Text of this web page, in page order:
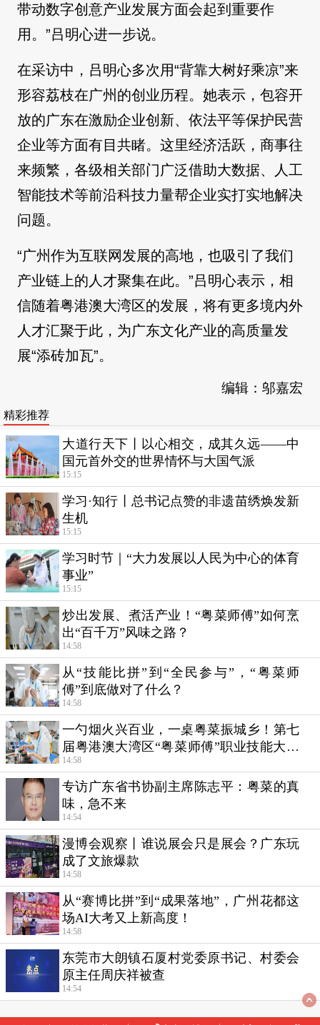
带动数字创意产业发展方面会起到重要作
用。”吕明心进一步说。
在采访中，吕明心多次用“背靠大树好乘凉”来
形容荔枝在广州的创业历程。她表示，包容开
放的广东在激励企业创新、依法平等保护民营
企业等方面有目共睹。这里经济活跃，商事往
来频繁，各级相关部门广泛借助大数据、人工
智能技术等前沿科技力量帮企业实打实地解决
问题。
“广州作为互联网发展的高地，也吸引了我们
产业链上的人才聚集在此。”吕明心表示，相
信随着粤港澳大湾区的发展，将有更多境内外
人才汇聚于此，为广东文化产业的高质量发
展“添砖加瓦”。
编辑：邬嘉宏
精彩推荐